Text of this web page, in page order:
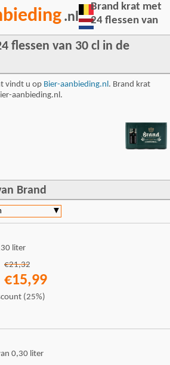
.nl
flessen van 30 cl in de
vindt u op Bier-aanbieding.nl. Brand krat
aanbieding.nl.
Brand krat met
24 flessen van
Brand
▼
liter
€21,32
€15,99
(25%)
0,30 liter